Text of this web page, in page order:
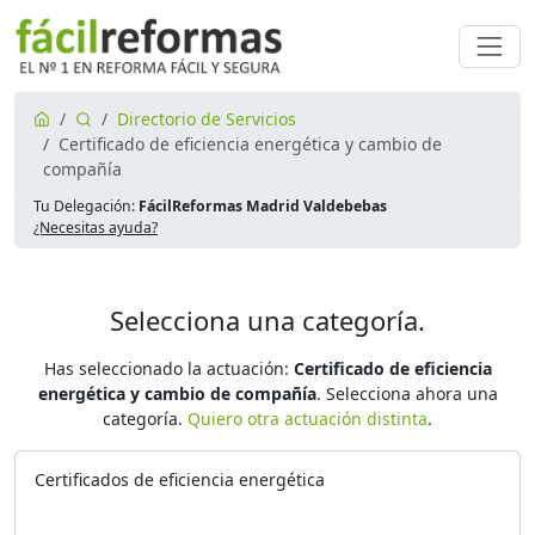
Directorio de Servicios
Certificado de eficiencia energética y cambio de
compañía
Tu Delegación: FácilReformas Madrid Valdebebas
¿Necesitas ayuda?
Selecciona una categoría.
Has seleccionado la actuación: Certificado de eficiencia
energética y cambio de compañía. Selecciona ahora una
categoría. Quiero otra actuación distinta.
Certificados de eficiencia energética